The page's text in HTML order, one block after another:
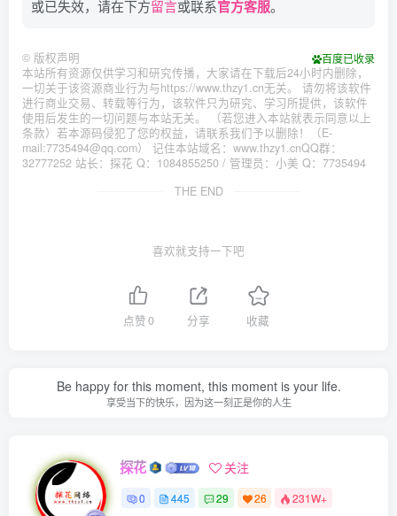
或已失效，请在下方留言或联系官方客服。
百度已收录
© 版权声明
本站所有资源仅供学习和研究传播，大家请在下载后24小时内删除，
一切关于该资源商业行为与https://www.thzy1.cn无关。 请勿将该软件
进行商业交易、转载等行为，该软件只为研究、学习所提供，该软件
使用后发生的一切问题与本站无关。 （若您进入本站就表示同意以上
条款）若本源码侵犯了您的权益，请联系我们予以删除！（E-
mail:7735494@qq.com） 记住本站域名：www.thzy1.cnQQ群：
32777252 站长：探花 Q：1084855250 / 管理员：小美 Q：7735494
THE END
喜欢就支持一下吧
点赞0 分享 收藏
Be happy for this moment, this moment is your life.
享受当下的快乐，因为这一刻正是你的人生
探花 关注
0 445 29 26 231W+